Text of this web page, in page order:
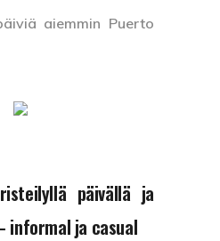
aiemmin Puerto
päivällä ja
informal ja casual